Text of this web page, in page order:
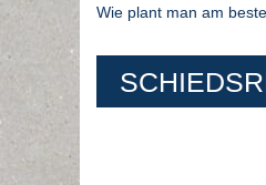
Wie plant man am